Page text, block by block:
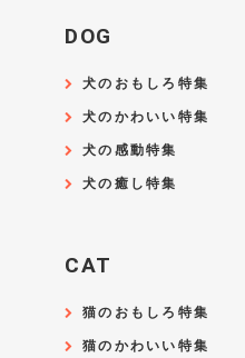
DOG
犬のおもしろ特集
犬のかわいい特集
犬の感動特集
犬の癒し特集
CAT
猫のおもしろ特集
猫のかわいい特集